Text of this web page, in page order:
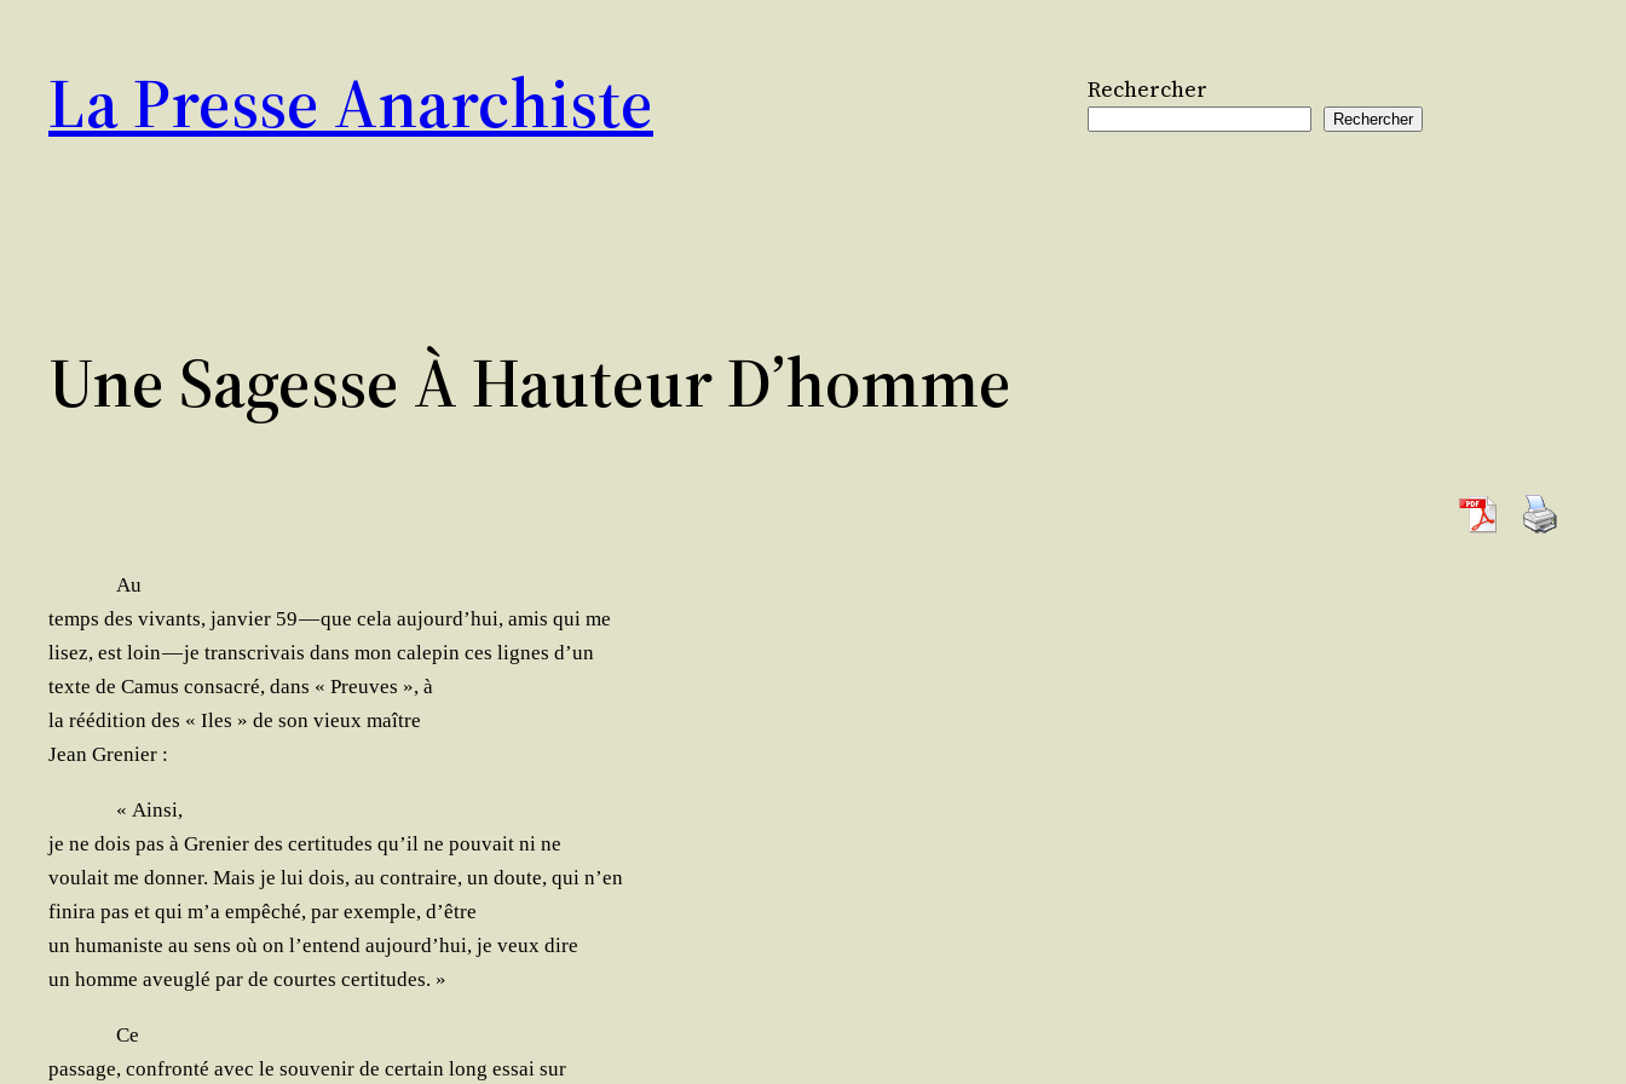
contenu
La Presse Anarchiste Rechercher
Rechercher
Une Sagesse À Hauteur D’homme
Au
temps des vivants, jan­vier 59 — que cela aujourd’­hui, amis qui me
lisez, est loin — je trans­cri­vais dans mon cale­pin ces lignes d’un
texte de Camus consa­cré, dans « Preuves », à
la réédi­tion des « Iles » de son vieux maître
Jean Grenier :
« Ain­si,
je ne dois pas à Gre­nier des cer­ti­tudes qu’il ne pou­vait ni ne
vou­lait me don­ner. Mais je lui dois, au contraire, un doute, qui n’en
fini­ra pas et qui m’a empê­ché, par exemple, d’être
un huma­niste au sens où on l’en­tend aujourd’­hui, je veux dire
un homme aveu­glé par de courtes certitudes. »
Ce
pas­sage, confron­té avec le sou­ve­nir de cer­tain long essai sur